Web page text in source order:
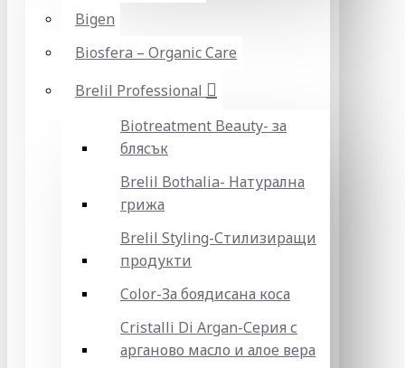
Bigen
Biosfera – Organic Care
Brelil Professional
Biotreatment Beauty- за
блясък
Brelil Bothalia- Натурална
грижа
Brelil Styling-Стилизиращи
продукти
Color-За боядисана коса
Cristalli Di Argan-Серия с
арганово масло и алое вера